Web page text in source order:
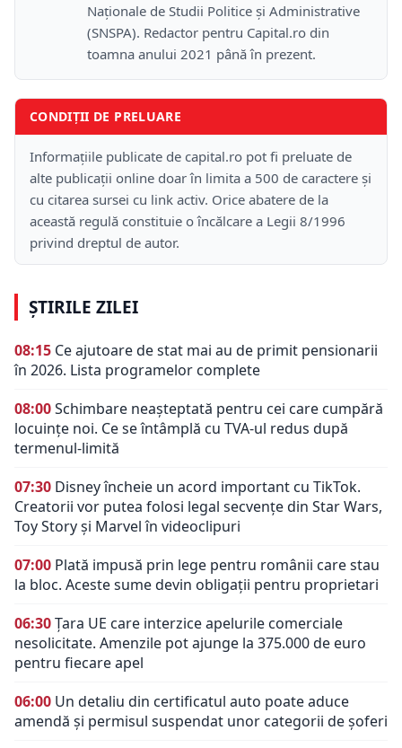
Naţionale de Studii Politice și Administrative
(SNSPA). Redactor pentru Capital.ro din
toamna anului 2021 până în prezent.
CONDIȚII DE PRELUARE
Informațiile publicate de capital.ro pot fi preluate de
alte publicații online doar în limita a 500 de caractere și
cu citarea sursei cu link activ. Orice abatere de la
această regulă constituie o încălcare a Legii 8/1996
privind dreptul de autor.
ȘTIRILE ZILEI
08:15 Ce ajutoare de stat mai au de primit pensionarii
în 2026. Lista programelor complete
08:00Schimbare neașteptată pentru cei care cumpără
locuințe noi. Ce se întâmplă cu TVA-ul redus după
termenul-limită
07:30 Disney încheie un acord important cu TikTok.
Creatorii vor putea folosi legal secvențe din Star Wars,
Toy Story și Marvel în videoclipuri
07:00 Plată impusă prin lege pentru românii care stau
la bloc. Aceste sume devin obligații pentru proprietari
06:30Țara UE care interzice apelurile comerciale
nesolicitate. Amenzile pot ajunge la 375.000 de euro
pentru fiecare apel
06:00 Un detaliu din certificatul auto poate aduce
amendă și permisul suspendat unor categorii de șoferi